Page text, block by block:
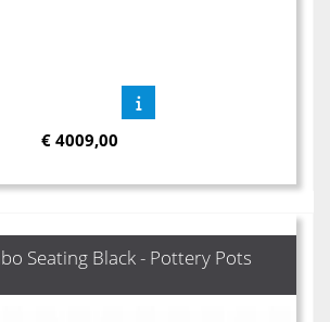
€ 4009,00
Seating Black - Pottery Pots